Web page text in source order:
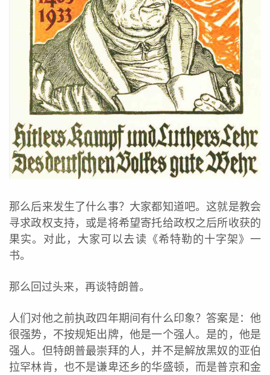
那么后来发生了什么事？大家都知道吧。这就是教会
寻求政权支持，或是将希望寄托给政权之后所收获的
果实。对此，大家可以去读《希特勒的十字架》一
书。
那么回过头来，再谈特朗普。
人们对他之前执政四年期间有什么印象？答案是：他
很强势，不按规矩出牌，他是一个强人。是的，他是
强人。但特朗普最崇拜的人，并不是解放黑奴的亚伯
拉罕林肯，也不是谦卑还乡的华盛顿，而是普京和金